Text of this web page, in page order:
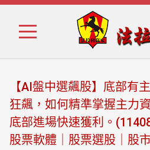
Skip
Skip
【AI盤中選飆股】底部有
狂飆，如何精準掌握主力
底部進場快速獲利。
股票軟體｜股票選股｜股